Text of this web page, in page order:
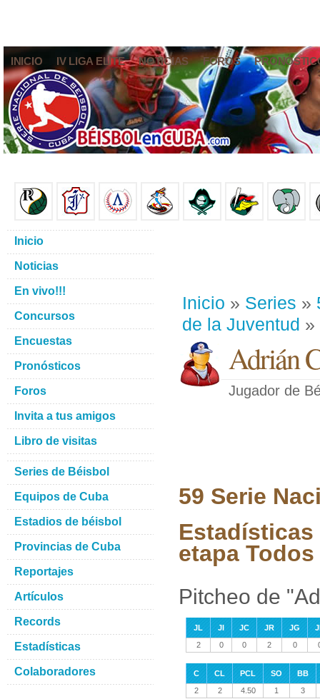
INICIO IV LIGA ELITE NOTICIAS FOROS
Inicio » Series »
de la Juventud »
Adrián
Jugador de
59 Serie
etapa
Pitcheo de
JL JI JC JR JG
2
0 0 2 0
C CL PCL SO
BB
2
2 4.50 1 3
Inicio
Noticias
En vivo!!!
Concursos
Encuestas
Pronósticos
Foros
Invita a tus amigos
Libro de visitas
Series de Béisbol
Equipos de Cuba
Estadios de béisbol
Provincias de Cuba
Reportajes
Artículos
Records
Estadísticas
Colaboradores